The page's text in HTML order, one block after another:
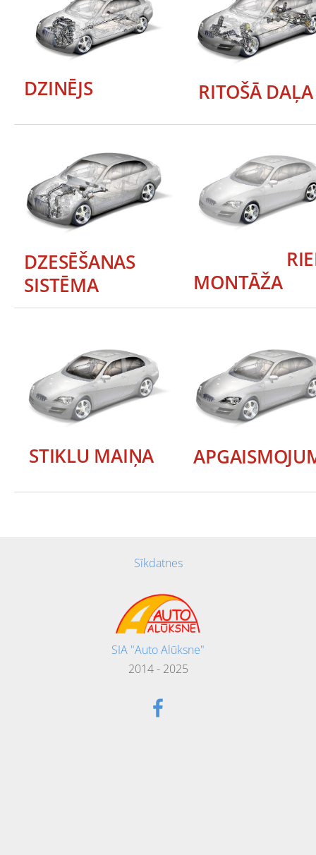
DZINĒJS RITOŠĀ DAĻA
DZESĒŠANAS
SISTĒMA
MONTĀŽA
STIKLU MAIŅA
Sīkdatnes
SIA "Auto Alūksne"
2014 - 2025